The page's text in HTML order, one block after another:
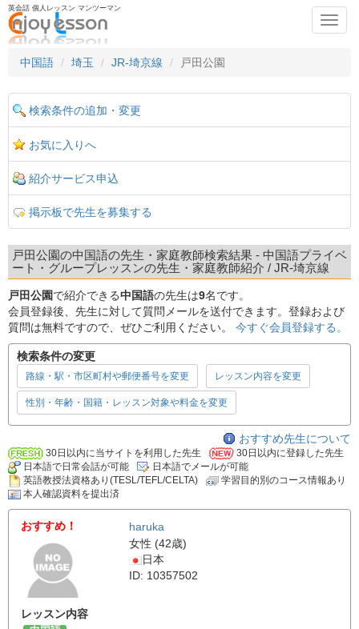
英会話 個人レッスン マンツーマン
中国語
埼玉 JR-埼京線 戸田公園
検索条件の追加・変更
お気に入りへ
紹介サービス申込
掲示板で先生を募集する
戸田公園の中国語の先生・家庭教師検索結果 - 中国語プライベ
ート・グループレッスンの先生・家庭教師紹介 / JR-埼京線
戸田公園で紹介できる中国語の先生は9名です。
会員登録後、先生に対して質問メールを送付できます。登録および
質問は無料ですので、ぜひご利用ください。 今すぐ会員登録する。
検索条件の変更
路線・駅・市区町村や郵便番号を変更 レッスン内容を変更
性別・年齢・国籍・レッスン対象や料金を変更
おすすめ先生について
30日以内に当サイトを利用した先生
30日以内に登録した先生
日本語で日常会話が可能
日本語でメールが可能
英語教授法資格あり(TESL/TEFL/CELTA)
学習目的別のコース情報あり
本人確認資料を提出済
おすすめ！
haruka
女性 (42歳)
日本
ID: 10357502
レッスン内容